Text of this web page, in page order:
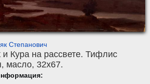
Степанович
и Кура на рассвете. Тифлис
, масло, 32x67.